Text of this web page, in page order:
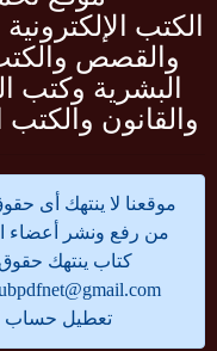
الكتب
والقصص والكتب
البشرية
والقانون والكتب
موقعنا لا ينتهك أى
من رفع ونشر أعضاء
كتاب ينتهك حقوق
تعطيل حساب